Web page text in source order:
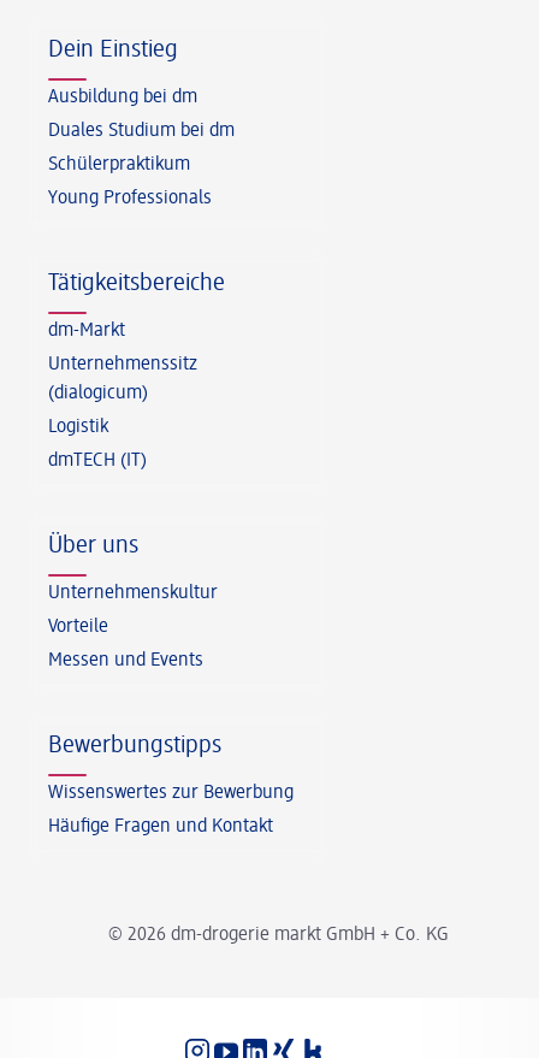
© 2026 dm-drogerie markt GmbH + Co. KG
Dein Einstieg
Ausbildung bei dm
Duales Studium bei dm
Schülerpraktikum
Young Professionals
Tätigkeitsbereiche
dm-Markt
Unternehmenssitz
(dialogicum)
Logistik
dmTECH (IT)
Über uns
Unternehmenskultur
Vorteile
Messen und Events
Bewerbungstipps
Wissenswertes zur Bewerbung
Häufige Fragen und Kontakt